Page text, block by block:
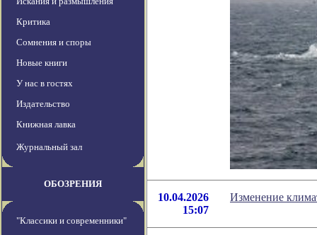
Критика
Сомнения и споры
Новые книги
У нас в гостях
Издательство
Книжная лавка
Журнальный зал
ОБОЗРЕНИЯ
"Классики и современники"
10.04.2026
15:07
Изменение